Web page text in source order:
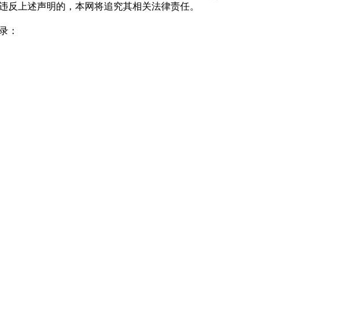
上述声明的，本网将追究其相关法律责任。
：